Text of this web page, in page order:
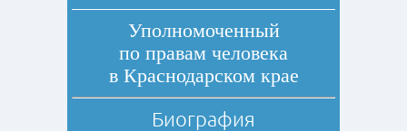
Уполномоченный
по правам человека
в Краснодарском крае
Биография